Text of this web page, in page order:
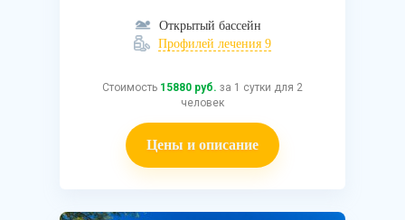
Открытый бассейн
Профилей лечения 9
Стоимость 15880 руб. за 1 сутки для 2
человек
Цены и описание